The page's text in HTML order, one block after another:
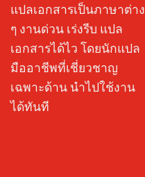
แปลเอกสารเป็นภาษาต่าง
ๆ งานด่วน เร่งรีบ แปล
เอกสารได้ไว โดยนักแปล
มืออาชีพที่เชี่ยวชาญ
เฉพาะด้าน นำไปใช้งาน
ได้ทันที